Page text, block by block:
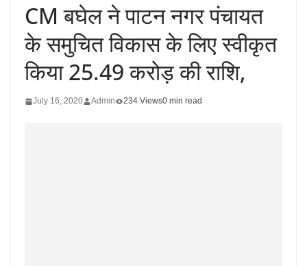
CM बघेल ने पाटन नगर पंचायत
के समुचित विकास के लिए स्वीकृत
किया 25.49 करोड़ की राशि,
July 16, 2020 Admin 234 Views0 min read